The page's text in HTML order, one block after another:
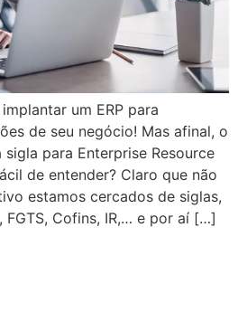
um ERP para
de seu negócio! Mas afinal, o
sigla para Enterprise Resource
de entender? Claro que não
estamos cercados de siglas,
FGTS, Cofins, IR,… e por aí […]